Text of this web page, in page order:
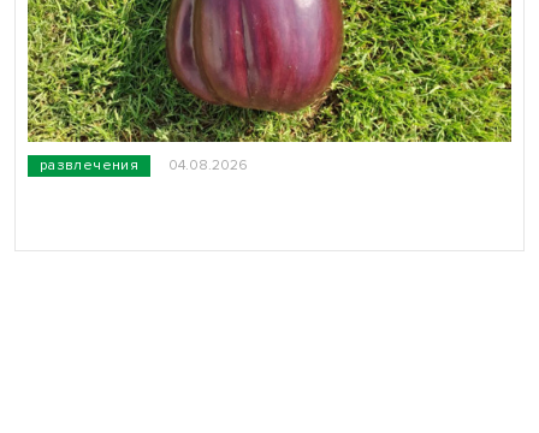
развлечения 04.08.2026